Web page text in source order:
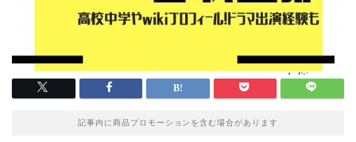
記事内に商品プロモーションを含む場合があります